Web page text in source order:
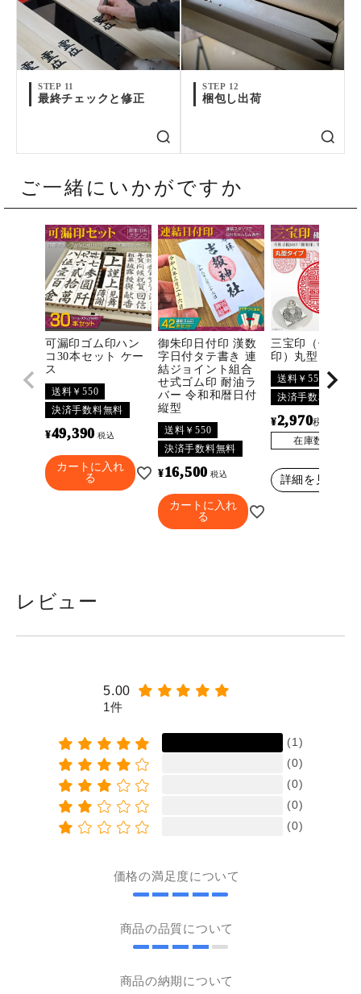
STEP 11
最終チェックと修正
STEP 12
梱包し出荷
ご一緒にいかがですか
可漏印ゴム印ハン
コ30本セット ケー
ス
送料￥550
決済手数料無料
¥49,390 税込
カートに入れ
る
御朱印日付印 漢数
字日付タテ書き 連
結ジョイント組合
せ式ゴム印 耐油ラ
バー 令和和暦日付
縦型
送料￥550
決済手数料無料
¥16,500 税込
カートに入れ
る
三宝印（佛法僧
印）丸型
送料￥550
決済手数料無料
¥2,970税込
在庫数
詳細を見る
レビュー
5.00
1件
(1)
(0)
(0)
(0)
(0)
価格の満足度について
商品の品質について
商品の納期について